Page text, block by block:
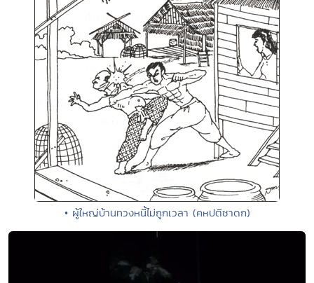
• ผู้ใหญ่บ้านทวงหนี้ไม่ถูกเวลา (คหปติชาดก)